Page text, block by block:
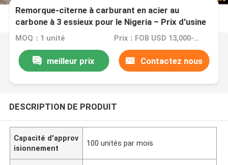
Remorque-citerne à carburant en acier au
carbone à 3 essieux pour le Nigeria – Prix d'usine
MOQ：1 unité Prix：FOB USD 13,000-18,000 PER UNIT
meilleur prix Contactez nous
DESCRIPTION DE PRODUIT
Capacité d'approv
isionnement
100 unités par mois